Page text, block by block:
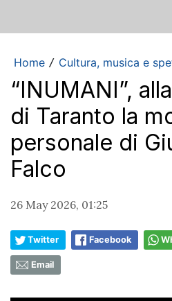
Home / Cultura, musica e
“INUMANI”,
di Taranto la
personale di
Falco
26 May 2026, 01:25
Twitter Facebook
Email